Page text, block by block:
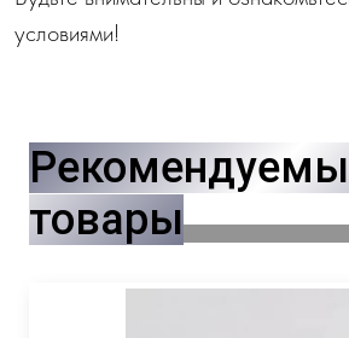
условиями!
товары